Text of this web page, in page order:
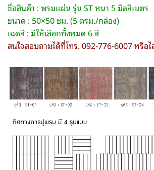
ชื่อสินค้า : พรมแผ่น รุ่น ST หนา 5 มิลลิเมตร
ขนาด : 50×50 ซม. (5 ตรม./กล่อง)
เฉดสี : มีให้เลือกทั้งหมด 6 สี
สนใจสอบถามได้ที่โทร. 092-776-6007 หรือ